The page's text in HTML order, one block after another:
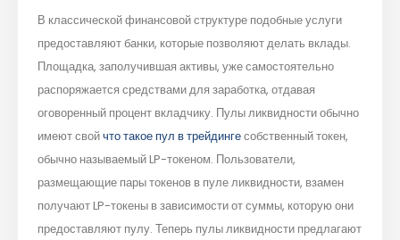
В классической финансовой структуре подобные услуги
предоставляют банки, которые позволяют делать вклады.
Площадка, заполучившая активы, уже самостоятельно
распоряжается средствами для заработка, отдавая
оговоренный процент вкладчику. Пулы ликвидности обычно
имеют свойчто такое пул в трейдингесобственный токен,
обычно называемый LP-токеном. Пользователи,
размещающие пары токенов в пуле ликвидности, взамен
получают LP-токены в зависимости от суммы, которую они
предоставляют пулу. Теперь пулы ликвидности предлагают